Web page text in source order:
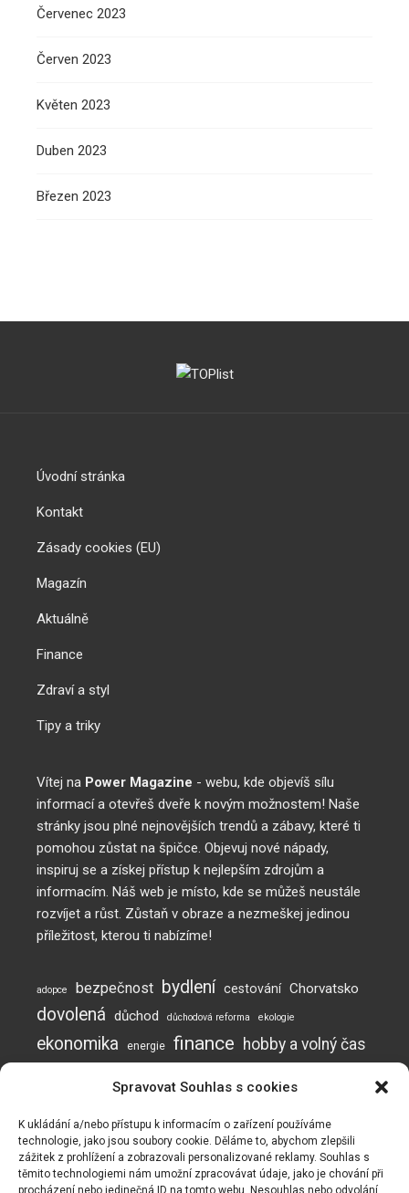
Spravovat Souhlas s cookies
K ukládání a/nebo přístupu k informacím o zařízení používáme
technologie, jako jsou soubory cookie. Děláme to, abychom zlepšili
zážitek z prohlížení a zobrazovali personalizované reklamy. Souhlas s
těmito technologiemi nám umožní zpracovávat údaje, jako je chování při
procházení nebo jedinečná ID na tomto webu. Nesouhlas nebo odvolání
Naše webové stránky používají soubory cookie ke zlepšení a
přizpůsobení vašeho zážitku a k zobrazování reklam (pokud
Červenec 2023
Červen 2023
Květen 2023
Duben 2023
Březen 2023
Úvodní stránka
Kontakt
Zásady cookies (EU)
Magazín
Aktuálně
Finance
Zdraví a styl
Tipy a triky
Vítej na Power Magazine - webu, kde objevíš sílu
informací a otevřeš dveře k novým možnostem! Naše
stránky jsou plné nejnovějších trendů a zábavy, které ti
pomohou zůstat na špičce. Objevuj nové nápady,
inspiruj se a získej přístup k nejlepším zdrojům a
informacím. Náš web je místo, kde se můžeš neustále
rozvíjet a růst. Zůstaň v obraze a nezmeškej jedinou
příležitost, kterou ti nabízíme!
adopce bezpečnost bydlení cestování Chorvatsko
dovolená důchod důchodová reforma ekologie
ekonomika energie finance hobby a volný čas
mužská neplodnost
Neplodnost
pes plodnost podvod podvody potraviny prevence práce
psí online škola rady a tipy recyklace
spánek testosteron turismus valorizace vaření vzdělávání